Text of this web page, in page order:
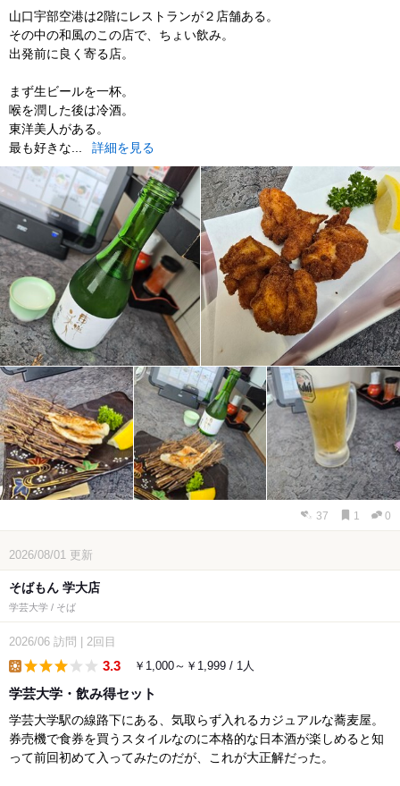
山口宇部空港は2階にレストランが２店舗ある。
その中の和風のこの店で、ちょい飲み。
出発前に良く寄る店。
まず生ビールを一杯。
喉を潤した後は冷酒。
東洋美人がある。
最も好きな...
詳細を見る
37 1 0
2026/08/01 更新
そばもん 学大店
学芸大学 / そば
2026/06 訪問 2回目
3.3 ￥1,000～￥1,999 / 1人
学芸大学・飲み得セット
学芸大学駅の線路下にある、気取らず入れるカジュアルな蕎麦屋。
券売機で食券を買うスタイルなのに本格的な日本酒が楽しめると知
って前回初めて入ってみたのだが、これが大正解だった。